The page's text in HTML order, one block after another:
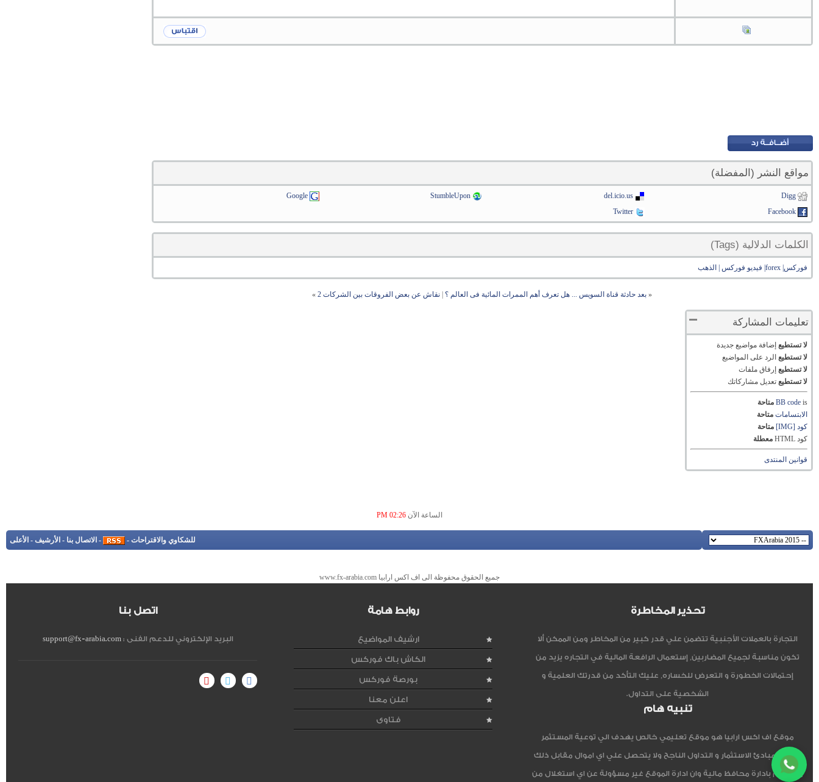
مواقع النشر (المفضلة)
Digg
del.icio.us
StumbleUpon
Google
Facebook
Twitter
الكلمات الدلالية (Tags)
فوركس| forex| فيديو فوركس | الذهب
« بعد حادثة قناة السويس ... هل تعرف أهم الممرات المائية فى العالم ؟ نقاش عن بعض الفروقات بين الشركات 2 »
تعليمات المشاركة
لا تستطيع إضافة مواضيع جديدة
لا تستطيع الرد على المواضيع
لا تستطيع إرفاق ملفات
لا تستطيع تعديل مشاركاتك
BB codeis
متاحة
الابتسامات متاحة
كود [IMG]
متاحة
كود HTML
معطلة
قوانين المنتدى
الساعة الآن 02:26 PM
للشكاوي والاقتراحات -
- الاتصال بنا - الأرشيف - الأعلى
جميع الحقوق محفوظة الى اف اكس ارابيا www.fx-arabia.com
تحذير المخاطرة
التجارة بالعملات الأجنبية تتضمن علي قدر كبير من المخاطر ومن الممكن ألا
تكون مناسبة لجميع المضاربين, إستعمال الرافعة المالية في التجاره يزيد من
إحتمالات الخطورة و التعرض للخساره, عليك التأكد من قدرتك العلمية و
الشخصية على التداول.
تنبيه هام
موقع اف اكس ارابيا هو موقع تعليمي خالص يهدف الي توعية المستثمر
العربي مبادئ الاستثمار و التداول الناجح ولا يتحصل علي اي اموال مقابل ذلك
ولا يقوم بادارة محافظ مالية وان ادارة الموقع غير مسؤولة عن اي استغلال من
روابط هامة
ارشيف المواضيع
الكاش باك فوركس
بورصة فوركس
اعلن معنا
فتاوى
اتصل بنا
البريد الإلكتروني للدعم الفنى :support@fx-arabia.com